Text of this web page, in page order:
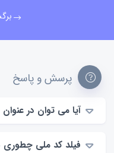
پرسش و پاسخ
آیا می توان در
فیلد کد ملی چطوری